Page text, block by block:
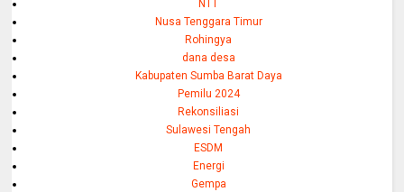
NTT
Nusa Tenggara Timur
Rohingya
dana desa
Kabupaten Sumba Barat Daya
Pemilu 2024
Rekonsiliasi
Sulawesi Tengah
ESDM
Energi
Gempa